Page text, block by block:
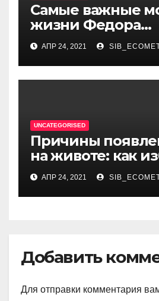
Самые важные
жизни Федора
Достоевского —
и становления
трагических
восхождения на
АПР 24, 2021
UNCATEGORISED
Причины
на животе: как
АПР 24, 2021
Добавить
Для отправки комментария